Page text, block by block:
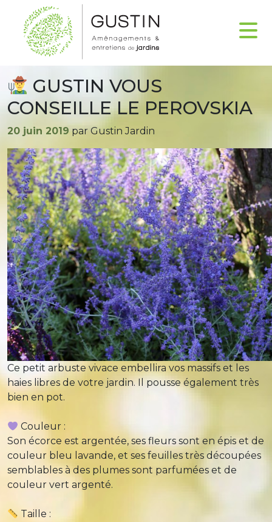
GUSTIN VOUS
CONSEILLE LE PEROVSKIA
Publié
20 juin 2019par Gustin Jardin
Ce petit arbuste vivace embellira vos massifs et les
haies libres de votre jardin. Il pousse également très
bien en pot.
Couleur :
Son écorce est argentée, ses fleurs sont en épis et de
couleur bleu lavande, et ses feuilles très découpées
semblables à des plumes sont parfumées et de
couleur vert argenté.
Taille :